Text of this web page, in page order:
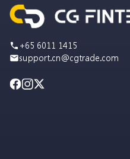
+65 6011 1415
support.cn@cgtrade.com